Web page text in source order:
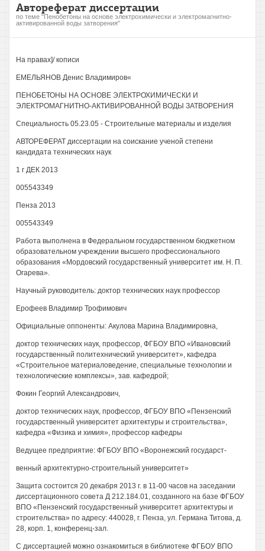
Автореферат диссертации
по теме "Пенобетоны на основе электрохимически и электромагнитно-
активированной воды затворения"
На правах]/ кописи
ЕМЕЛЬЯНОВ Денис Владимиров«
ПЕНОБЕТОНЫ НА ОСНОВЕ ЭЛЕКТРОХИМИЧЕСКИ И
ЭЛЕКТРОМАГНИТНО-АКТИВИРОВАННОЙ ВОДЫ ЗАТВОРЕНИЯ
Специальность 05.23.05 - Строительные материалы и изделия
АВТОРЕФЕРАТ диссертации на соискание ученой степени
кандидата технических наук
1 г ДЕК 2013
005543349
Пенза 2013
005543349
Работа выполнена в Федеральном государственном бюджетном
образовательном учреждении высшего профессионального
образования «Мордовский государственный университет им. Н. П.
Огарева».
Научный руководитель: доктор технических наук профессор
Ерофеев Владимир Трофимович
Официальные оппоненты: Акулова Марина Владимировна,
доктор технических наук, профессор, ФГБОУ ВПО «Ивановский
государственный политехнический университет», кафедра
«Строительное материаловедение, специальные технологии и
технологические комплексы», зав. кафедрой;
Фокин Георгий Александрович,
доктор технических наук, профессор, ФГБОУ ВПО «Пензенский
государственный университет архитектуры и строительства»,
кафедра «Физика и химия», профессор кафедры
Ведущее предприятие: ФГБОУ ВПО «Воронежский государст-
венный архитектурно-строительный университет»
Защита состоится 20 декабря 2013 г. в 11-00 часов на заседании
диссертационного совета Д 212.184.01, созданного на базе ФГБОУ
ВПО «Пензенский государственный университет архитектуры и
строительства» по адресу: 440028, г. Пенза, ул. Германа Титова, д.
28, корп. 1, конференц-зал.
С диссертацией можно ознакомиться в библиотеке ФГБОУ ВПО